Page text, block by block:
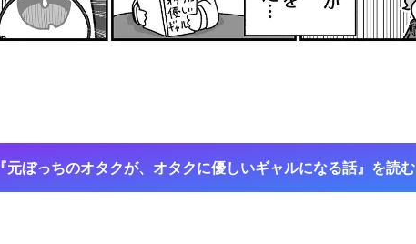
『元ぼっちのオタクが、オタクに優しいギャルになる話』を読む